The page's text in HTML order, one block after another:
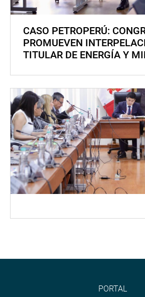
CASO PETROPERÚ:
PROMUEVEN
TITULAR DE ENERGÍA Y
PORTAL